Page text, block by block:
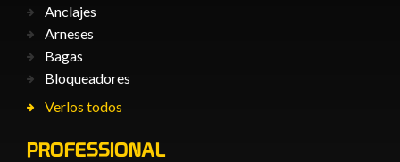
Anclajes
Arneses
Bagas
Bloqueadores
Verlos todos
PROFESSIONAL